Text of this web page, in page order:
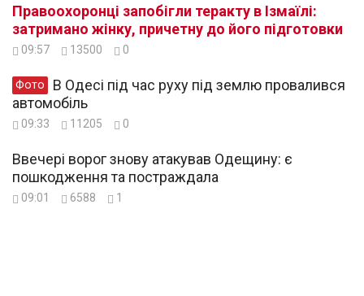
Правоохоронці запобігли теракту в Ізмаїлі:
затримано жінку, причетну до його підготовки
09:57 13500 0
Фото
автомобіль
09:33 11205 0
Ввечері ворог знову атакував Одещину: є
пошкодження та постраждала
09:01 6588 1